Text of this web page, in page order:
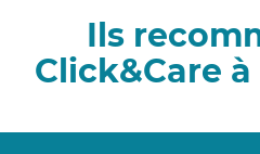
Ils
Click&Care